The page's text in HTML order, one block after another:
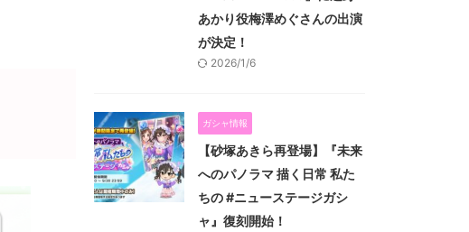
あかり役梅澤めぐさんの出演
が決定！
2026/1/6
ガシャ情報
【砂塚あきら再登場】『未来
へのパノラマ 描く日常 私た
ちの #ニューステージガシ
ャ』復刻開始！